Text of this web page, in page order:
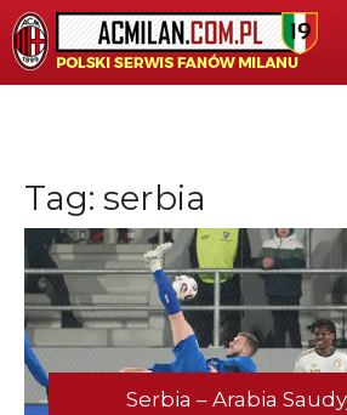
Tag: serbia
Serbia – Arabia